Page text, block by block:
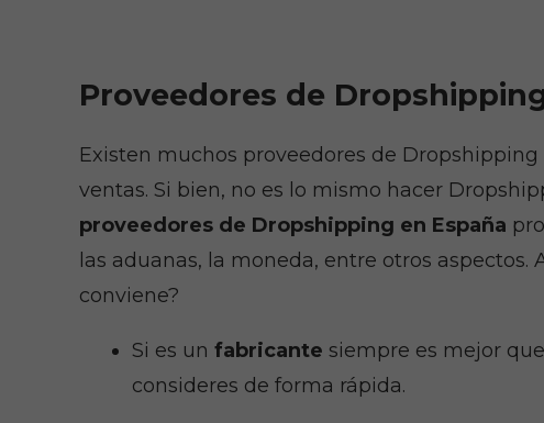
Proveedores de
Existen muchos proveedores de
ventas. Si bien, no es lo mismo hacer
proveedores de Dropshipping en España
las aduanas, la moneda, entre otros
conviene?
Si es un fabricante siempre es mejor
consideres de forma rápida.